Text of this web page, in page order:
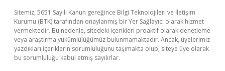
Sitemiz, 5651 Sayılı Kanun gereğince Bilgi Teknolojileri ve İletişim
Kurumu (BTK) tarafından onaylanmış bir Yer Sağlayıcı olarak hizmet
vermektedir. Bu nedenle, sitedeki içerikleri proaktif olarak denetleme
veya araştırma yükümlülüğümüz bulunmamaktadır. Ancak, üyelerimiz
yazdıkları içeriklerin sorumluluğunu taşımakta olup, siteye üye olarak
bu sorumluluğu kabul etmiş sayılırlar.